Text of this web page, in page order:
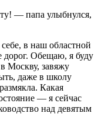
— папа улыбнулся,
в наш областной
дорог. Обещаю, я буду
Москву, завяжу
даже в школу
Какая
— я сейчас
над девятым